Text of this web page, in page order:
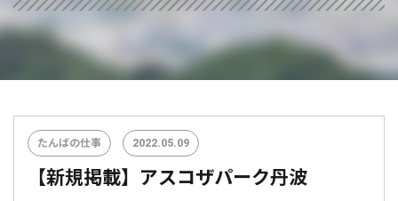
たんばの仕事 2022.05.09
【新規掲載】アスコザパーク丹波